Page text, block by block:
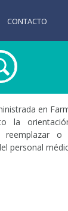
CONTACTO
en
la
reemplazar o
personal